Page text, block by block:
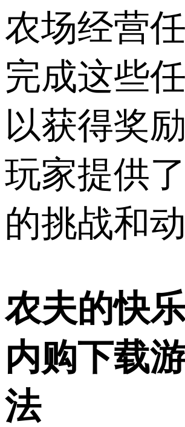
农场经营任
完成这些
以获得奖
玩家提供
的挑战和动
农夫的快
内购下载
法